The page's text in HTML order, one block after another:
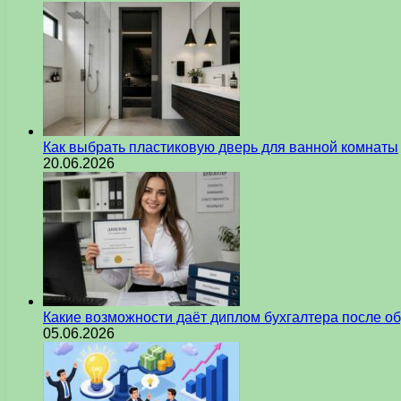
Как выбрать пластиковую дверь для ванной комнаты
20.06.2026
Какие возможности даёт диплом бухгалтера после
05.06.2026